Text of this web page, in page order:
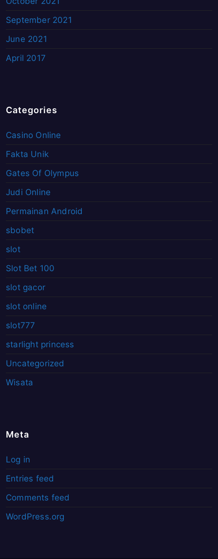
September 2021
June 2021
April 2017
Categories
Casino Online
Fakta Unik
Gates Of Olympus
Judi Online
Permainan Android
sbobet
slot
Slot Bet 100
slot gacor
slot online
slot777
starlight princess
Uncategorized
Wisata
Meta
Log in
Entries feed
Comments feed
WordPress.org